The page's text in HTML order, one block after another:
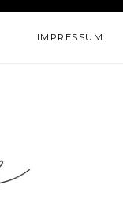
IMPRESSUM